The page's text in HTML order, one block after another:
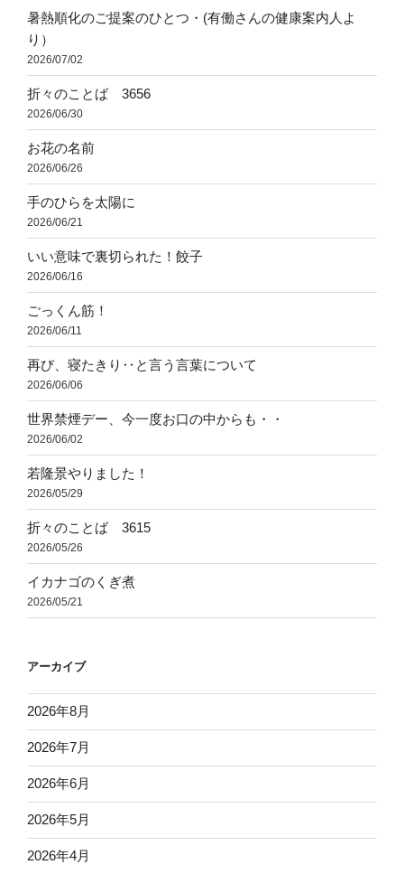
暑熱順化のご提案のひとつ・(有働さんの健康案内人よ
り）
2026/07/02
折々のことば 3656
2026/06/30
お花の名前
2026/06/26
手のひらを太陽に
2026/06/21
いい意味で裏切られた！餃子
2026/06/16
ごっくん筋！
2026/06/11
再び、寝たきり‥と言う言葉について
2026/06/06
世界禁煙デー、今一度お口の中からも・・
2026/06/02
若隆景やりました！
2026/05/29
折々のことば 3615
2026/05/26
イカナゴのくぎ煮
2026/05/21
アーカイブ
2026年8月
2026年7月
2026年6月
2026年5月
2026年4月